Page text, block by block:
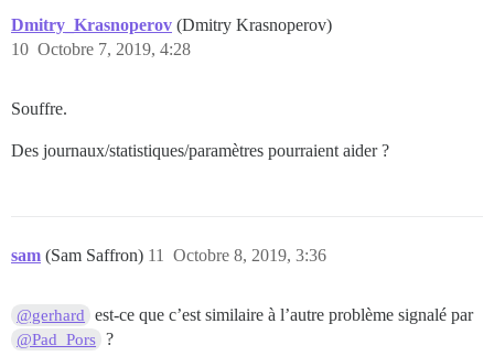
Dmitry_Krasnoperov (Dmitry Krasnoperov)
Octobre 7, 2019, 4:28
10
Souffre.
Des journaux/statistiques/paramètres pourraient aider ?
sam (Sam Saffron) Octobre 8, 2019, 3:36
11
@gerhard est-ce que c’est similaire à l’autre problème signalé par
@Pad_Pors ?